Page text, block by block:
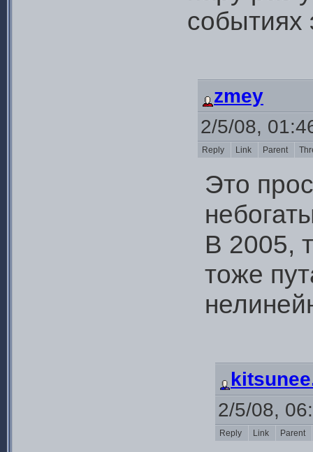
событиях
zmey
2/5/08,
Reply Link Parent
Это
В 2005,
тоже
2/5/08,
Reply Link Parent